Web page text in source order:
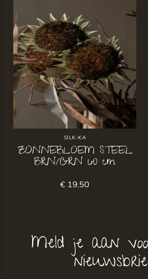
SILK-KA
ZONNEBLOEM STEEL
BRN/GRN 60 cm
€ 19,50
Meld je aan